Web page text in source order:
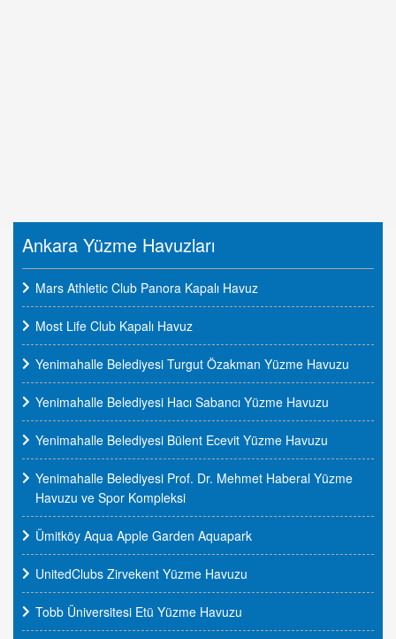
Ankara Yüzme Havuzları
Mars Athletic Club Panora Kapalı Havuz
Most Life Club Kapalı Havuz
Yenimahalle Belediyesi Turgut Özakman Yüzme Havuzu
Yenimahalle Belediyesi Hacı Sabancı Yüzme Havuzu
Yenimahalle Belediyesi Bülent Ecevit Yüzme Havuzu
Yenimahalle Belediyesi Prof. Dr. Mehmet Haberal Yüzme
Havuzu ve Spor Kompleksi
Ümitköy Aqua Apple Garden Aquapark
UnitedClubs Zirvekent Yüzme Havuzu
Tobb Üniversitesi Etü Yüzme Havuzu